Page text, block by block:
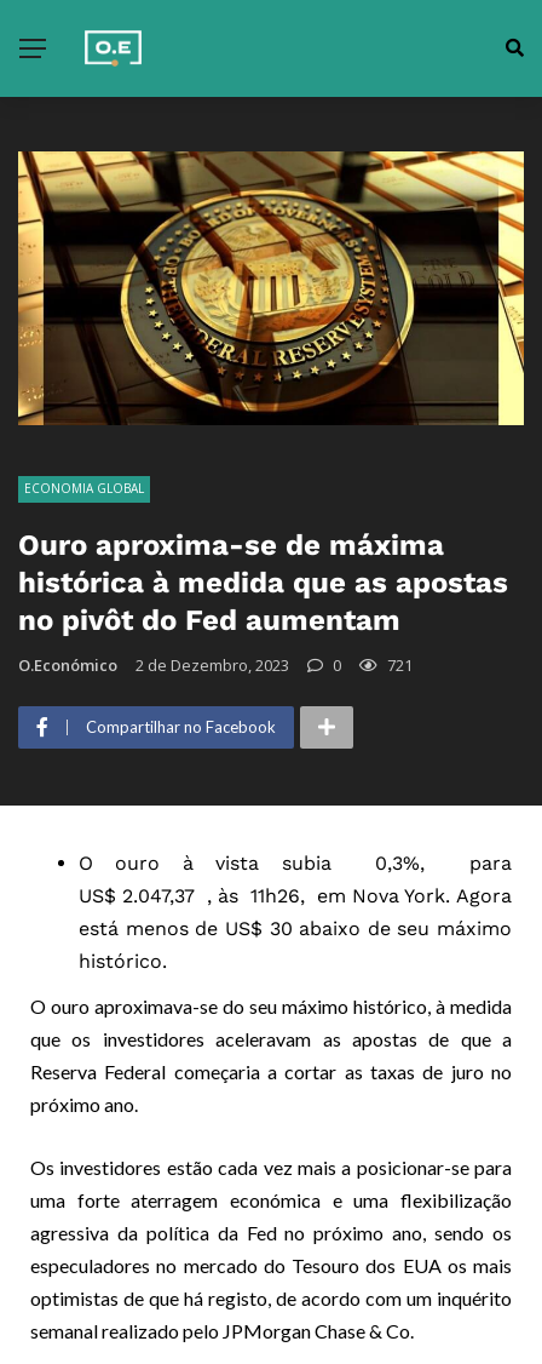
ECONOMIA GLOBAL
Ouro aproxima-se de máxima
histórica à medida que as apostas
no pivôt do Fed aumentam
O.Económico 2 de Dezembro, 2023 0 721
Compartilhar no Facebook
O ouro à vista subia 0,3%, para
US$ 2.047,37 , às 11h26, em Nova York. Agora
está menos de US$ 30 abaixo de seu máximo
histórico.
O ouro aproximava-se do seu máximo histórico, à medida
que os investidores aceleravam as apostas de que a
Reserva Federal começaria a cortar as taxas de juro no
próximo ano.
Os investidores estão cada vez mais a posicionar-se para
uma forte aterragem económica e uma flexibilização
agressiva da política da Fed no próximo ano, sendo os
especuladores no mercado do Tesouro dos EUA os mais
optimistas de que há registo, de acordo com um inquérito
semanal realizado pelo JPMorgan Chase & Co.